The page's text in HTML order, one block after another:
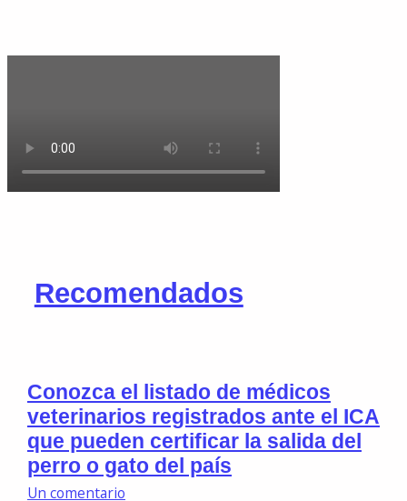
Recomendados
Conozca el listado de médicos
veterinarios registrados ante el ICA
que pueden certificar la salida del
perro o gato del país
Un comentario